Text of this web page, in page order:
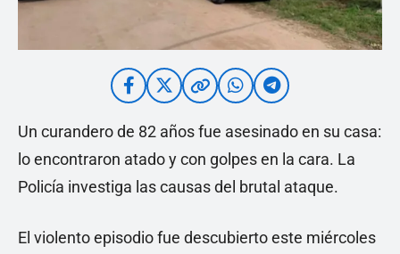
Un curandero de 82 años fue asesinado en su casa:
lo encontraron atado y con golpes en la cara. La
Policía investiga las causas del brutal ataque.
El violento episodio fue descubierto este miércoles